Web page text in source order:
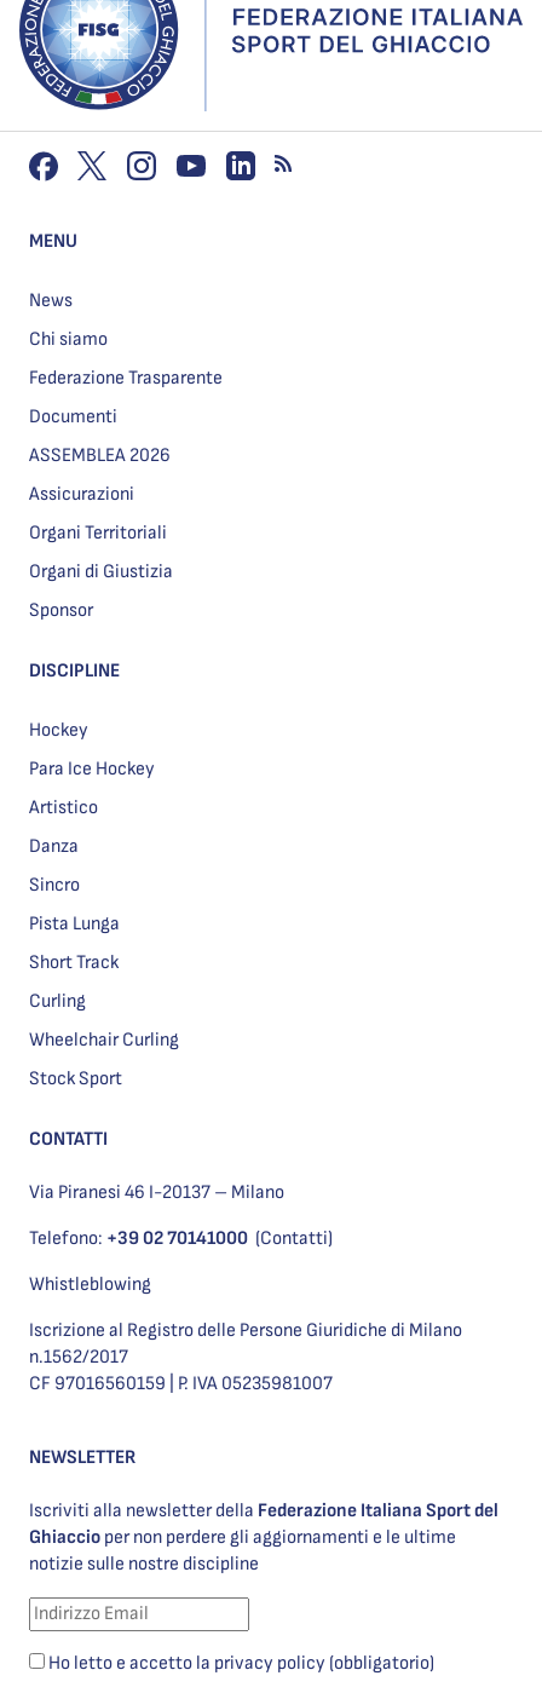
MENU
News
Chi siamo
Federazione Trasparente
Documenti
ASSEMBLEA 2026
Assicurazioni
Organi Territoriali
Organi di Giustizia
Sponsor
DISCIPLINE
Hockey
Para Ice Hockey
Artistico
Danza
Sincro
Pista Lunga
Short Track
Curling
Wheelchair Curling
Stock Sport
CONTATTI
Via Piranesi 46 I-20137 – Milano
Telefono: +39 02 70141000 (Contatti)
Whistleblowing
Iscrizione al Registro delle Persone Giuridiche di Milano
n.1562/2017
CF 97016560159 | P. IVA 05235981007
NEWSLETTER
Iscriviti alla newsletter della Federazione Italiana Sport del
Ghiaccio per non perdere gli aggiornamenti e le ultime
notizie sulle nostre discipline
Ho letto e accetto la privacy policy (obbligatorio)